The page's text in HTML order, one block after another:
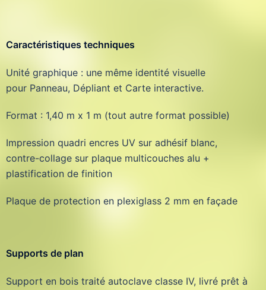
Caractéristiques techniques
Unité graphique : une même identité visuelle
pour Panneau, Dépliant et Carte interactive.
Format : 1,40 m x 1 m (tout autre format possible)
Impression quadri encres UV sur adhésif blanc,
contre-collage sur plaque multicouches alu +
plastification de finition
Plaque de protection en plexiglass 2 mm en façade
Supports de plan
Support en bois traité autoclave classe IV, livré prêt à